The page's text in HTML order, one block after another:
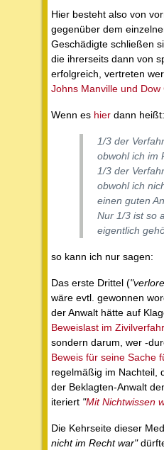
Hier besteht also von
gegenüber dem
Geschädigte schließen
die ihrerseits dann von
erfolgreich, vertreten
Johns Manville und Dow
Wenn es hier dann heißt:
1/3 der
obwohl ich im
1/3 der
obwohl ich
einen guten
Nur 1/3 ist so
eigentlich
so kann ich nur sagen:
Das erste Drittel (
wäre evtl. gewonnen
der Anwalt hätte auf
Beweislast im
sondern darum, wer -
Beweis für seine Sache
regelmäßig im Nachteil,
der Beklagten-Anwalt
iteriert "Mit Nichtwissen
Die Kehrseite dieser
nicht im Recht war"